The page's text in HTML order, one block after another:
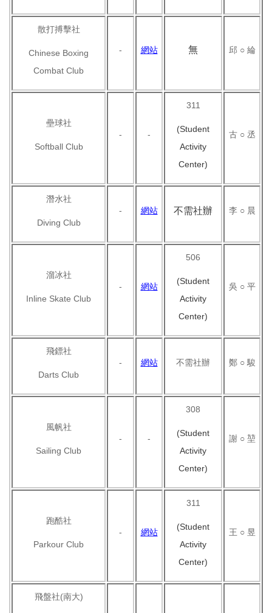
散打搏擊社
Chinese Boxing
Combat Club
- 網站 無 邱 ○ 綸
壘球社
Softball Club
- -
311
(Student
Activity
Center)
古 ○ 丞
潛水社
Diving Club
- 網站 不需社辦 李 ○ 晨
溜冰社
Inline Skate Club
- 網站
506
(Student
Activity
Center)
吳 ○ 平
飛鏢社
Darts Club
- 網站 不需社辦 鄭 ○ 駿
風帆社
Sailing Club
- -
308
(Student
Activity
Center)
謝 ○ 堃
跑酷社
Parkour Club
- 網站
311
(Student
Activity
Center)
王 ○ 昱
飛盤社(南大)